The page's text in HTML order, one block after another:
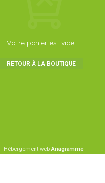
Votre panier est vide.
RETOUR À LA BOUTIQUE
- Hébergement webAnagramme